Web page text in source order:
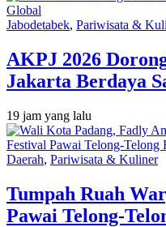
Jabodetabek, Pariwisata &
AKPJ 2026
Jakarta Berdaya
19 jam yang lalu
Daerah, Pariwisata & Kuliner
Tumpah Ruah
Pawai Telong-